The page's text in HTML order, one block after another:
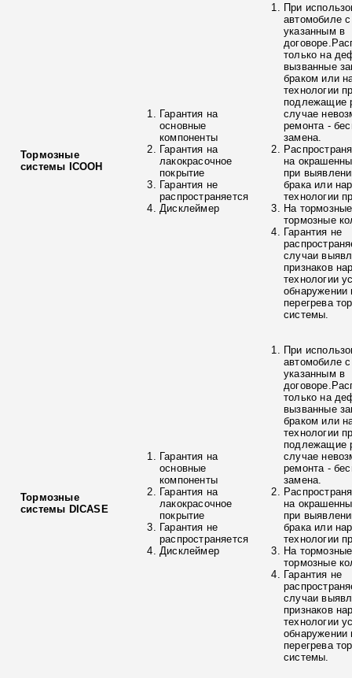
Тормозные
системы ICOOH
Гарантия на
основные
компоненты
Гарантия на
лакокрасочное
покрытие
Гарантия не
распространяется
Дисклеймер
При
автомобиле
указанным в
только на
вызванные
браком или
технологии
подлежащие
случае
ремонта -
замена.
на
при
брака или
технологии
На
тормозные
Гарантия не
случаи
признаков
технологии
обнаружении
перегрева
системы.
Тормозные
системы DICASE
Гарантия на
основные
компоненты
Гарантия на
лакокрасочное
покрытие
Гарантия не
распространяется
Дисклеймер
При
автомобиле
указанным в
только на
вызванные
браком или
технологии
подлежащие
случае
ремонта -
замена.
на
при
брака или
технологии
На
тормозные
Гарантия не
случаи
признаков
технологии
обнаружении
перегрева
системы.